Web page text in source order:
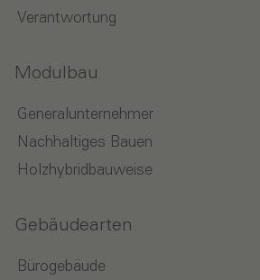
Verantwortung
Modulbau
Generalunternehmer
Nachhaltiges Bauen
Holzhybridbauweise
Gebäudearten
Bürogebäude